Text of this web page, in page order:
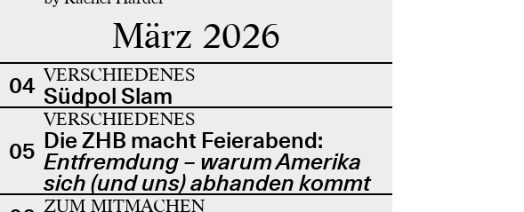
März 2026
04 VERSCHIEDENES
Südpol Slam
05
VERSCHIEDENES
Die ZHB macht Feierabend:
Entfremdung – warum Amerika
sich (und uns) abhanden kommt
ZUM MITMACHEN